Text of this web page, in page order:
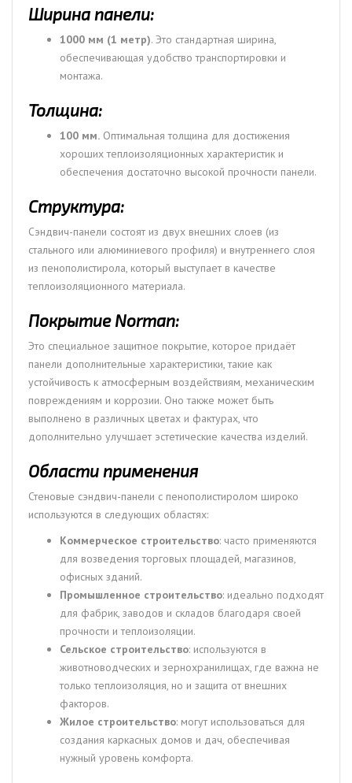
Ширина панели:
1000 мм (1 метр). Это стандартная ширина,
обеспечивающая удобство транспортировки и
монтажа.
Толщина:
100 мм. Оптимальная толщина для достижения
хороших теплоизоляционных характеристик и
обеспечения достаточно высокой прочности панели.
Структура:
Сэндвич-панели состоят из двух внешних слоев (из
стального или алюминиевого профиля) и внутреннего слоя
из пенополистирола, который выступает в качестве
теплоизоляционного материала.
Покрытие Norman:
Это специальное защитное покрытие, которое придаёт
панели дополнительные характеристики, такие как
устойчивость к атмосферным воздействиям, механическим
повреждениям и коррозии. Оно также может быть
выполнено в различных цветах и фактурах, что
дополнительно улучшает эстетические качества изделий.
Области применения
Стеновые сэндвич-панели с пенополистиролом широко
используются в следующих областях:
Коммерческое строительство: часто применяются
для возведения торговых площадей, магазинов,
офисных зданий.
Промышленное строительство: идеально подходят
для фабрик, заводов и складов благодаря своей
прочности и теплоизоляции.
Сельское строительство: используются в
животноводческих и зернохранилищах, где важна не
только теплоизоляция, но и защита от внешних
факторов.
Жилое строительство: могут использоваться для
создания каркасных домов и дач, обеспечивая
нужный уровень комфорта.